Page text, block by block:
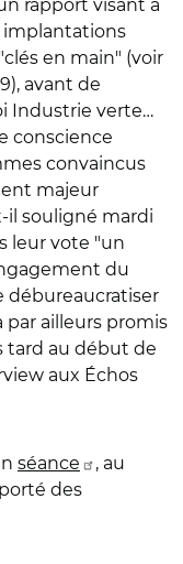
rapport visant à
implantations
en main" (voir
avant de
Industrie verte…
conscience
convaincus
majeur
il souligné mardi
leur vote "un
du
par ailleurs promis
tard au début de
aux Échos
séance
, au
des